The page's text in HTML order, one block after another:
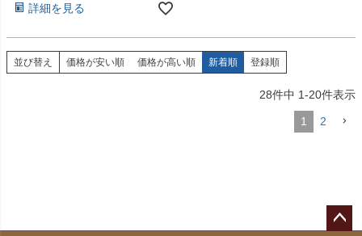
詳細を見る
並び替え 価格が安い順 価格が高い順 新着順 登録順
28件中 1-20件表示
1 2